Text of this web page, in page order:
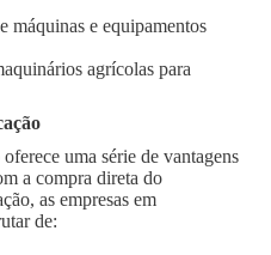
máquinas e equipamentos
agrícolas para
uma série de vantagens
a compra direta do
as empresas em
de: